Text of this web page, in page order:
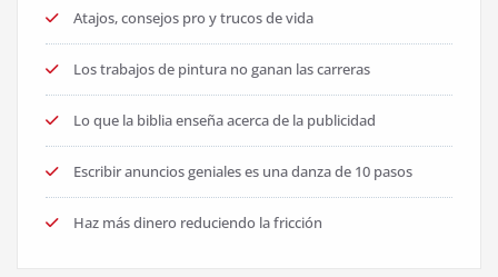
Atajos, consejos pro y trucos de vida
Los trabajos de pintura no ganan las carreras
Lo que la biblia enseña acerca de la publicidad
Escribir anuncios geniales es una danza de 10 pasos
Haz más dinero reduciendo la fricción